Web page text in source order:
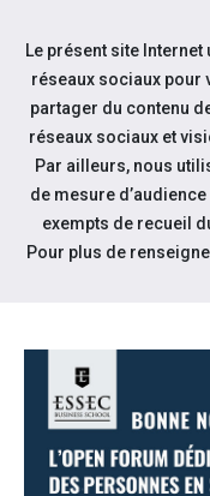
Aller au contenu
Nos
OPEN
Le présent site
réseaux sociaux pour
partager du contenu
réseaux sociaux et
Par ailleurs, nous
de mesure
exempts de recueil
Pour plus de